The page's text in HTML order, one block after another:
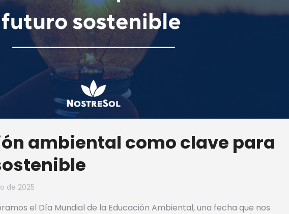
ambiental como clave para
de 2025
el Día Mundial de la Educación Ambiental, una fecha que nos